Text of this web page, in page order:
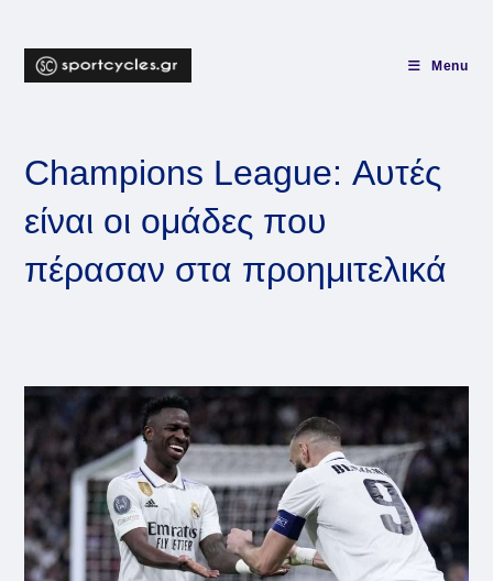
content
Menu
Champions League: Αυτές
είναι οι ομάδες που
πέρασαν στα προημιτελικά